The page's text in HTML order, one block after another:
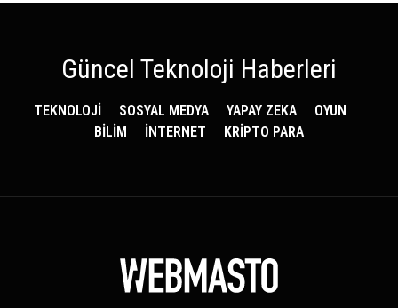
Güncel Teknoloji Haberleri
TEKNOLOJİ SOSYAL MEDYA YAPAY ZEKA
OYUN
BİLİM
İNTERNET KRİPTO PARA